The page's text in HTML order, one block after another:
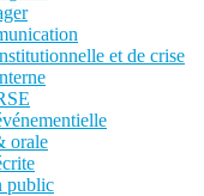
et de crise
orale
public